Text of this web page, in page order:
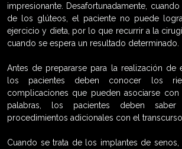
impresionante. Desafortunadamente,
de los glúteos, el paciente no puede
ejercicio y dieta, por lo que recurrir a la
cuando se espera un resultado determinado.
Antes de prepararse para la realización de
los pacientes deben conocer los
complicaciones que pueden asociarse
palabras, los pacientes deben
procedimientos adicionales con el
Cuando se trata de los implantes de